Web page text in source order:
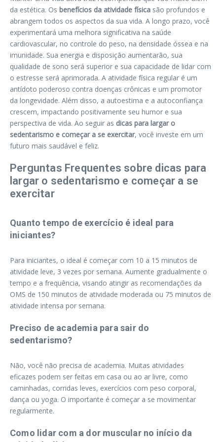
da estética. Os benefícios da atividade física são profundos e
abrangem todos os aspectos da sua vida. A longo prazo, você
experimentará uma melhora significativa na saúde
cardiovascular, no controle do peso, na densidade óssea e na
imunidade. Sua energia e disposição aumentarão, sua
qualidade de sono será superior e sua capacidade de lidar com
o estresse será aprimorada. A atividade física regular é um
antídoto poderoso contra doenças crônicas e um promotor
da longevidade. Além disso, a autoestima e a autoconfiança
crescem, impactando positivamente seu humor e sua
perspectiva de vida. Ao seguir as dicas para largar o
sedentarismo e começar a se exercitar, você investe em um
futuro mais saudável e feliz.
Perguntas Frequentes sobre dicas para
largar o sedentarismo e começar a se
exercitar
Quanto tempo de exercício é ideal para
iniciantes?
Para iniciantes, o ideal é começar com 10 a 15 minutos de
atividade leve, 3 vezes por semana. Aumente gradualmente o
tempo e a frequência, visando atingir as recomendações da
OMS de 150 minutos de atividade moderada ou 75 minutos de
atividade intensa por semana.
Preciso de academia para sair do
sedentarismo?
Não, você não precisa de academia. Muitas atividades
eficazes podem ser feitas em casa ou ao ar livre, como
caminhadas, corridas leves, exercícios com peso corporal,
dança ou yoga. O importante é começar a se movimentar
regularmente.
Como lidar com a dor muscular no início da